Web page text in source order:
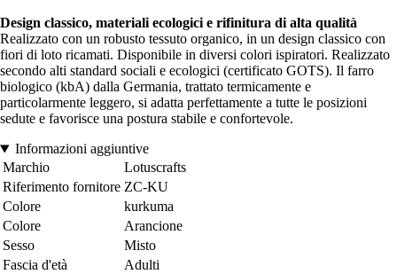
Design classico, materiali ecologici e rifinitura di alta qualità
Realizzato con un robusto tessuto organico, in un design classico con
fiori di loto ricamati. Disponibile in diversi colori ispiratori. Realizzato
secondo alti standard sociali e ecologici (certificato GOTS). Il farro
biologico (kbA) dalla Germania, trattato termicamente e
particolarmente leggero, si adatta perfettamente a tutte le posizioni
sedute e favorisce una postura stabile e confortevole.
Informazioni aggiuntive
Marchio
Lotuscrafts
Riferimento fornitore ZC-KU
Colore
kurkuma
Colore
Arancione
Sesso
Misto
Fascia d'età
Adulti